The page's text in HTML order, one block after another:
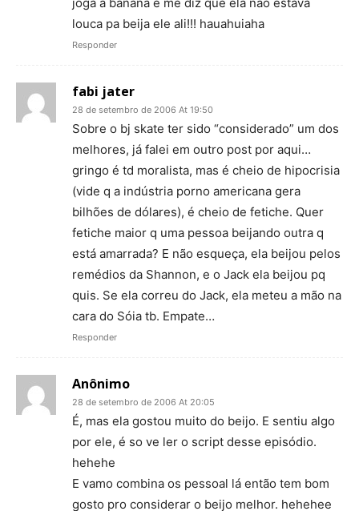
louca pa beija ele ali!!! hauahuiaha
Responder
fabi jater
28 de setembro de 2006 At 19:50
Sobre o bj skate ter sido “considerado” um dos
melhores, já falei em outro post por aqui…
gringo é td moralista, mas é cheio de hipocrisia
(vide q a indústria porno americana gera
bilhões de dólares), é cheio de fetiche. Quer
fetiche maior q uma pessoa beijando outra q
está amarrada? E não esqueça, ela beijou pelos
remédios da Shannon, e o Jack ela beijou pq
quis. Se ela correu do Jack, ela meteu a mão na
cara do Sóia tb. Empate…
Responder
Anônimo
28 de setembro de 2006 At 20:05
É, mas ela gostou muito do beijo. E sentiu algo
por ele, é so ve ler o script desse episódio.
hehehe
E vamo combina os pessoal lá então tem bom
gosto pro considerar o beijo melhor. hehehee